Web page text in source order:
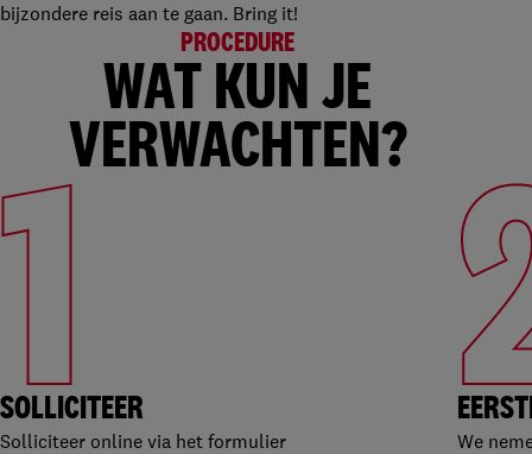
bijzondere reis aan te gaan. Bring it!
PROCEDURE
WAT KUN JE
VERWACHTEN?
1
SOLLICITEER
Solliciteer online via het formulier
We